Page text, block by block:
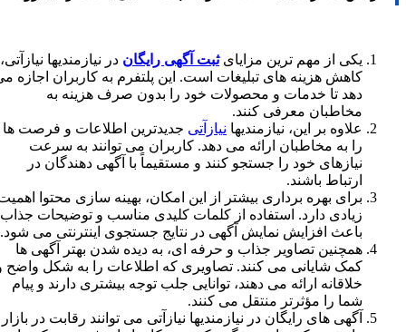
یکی از مهم ترین مزایایثبت آگهی رایگاندر نیازمندیها نیازآتی،
کاهش هزینه های تبلیغات است. این پلتفرم به کاربران اجازه می
دهد تا خدمات و محصولات خود را بدون صرف هزینه به
مخاطبان معرفی کنند.
علاوه بر این، نیازمندیهانیازآتی جدیدترین اطلاعات و فرصت ها
را به مخاطبان ارائه می دهد. کاربران می توانند به سرعت
نیازهای خود را جستجو کنند و مستقیماً با آگهی دهندگان در
ارتباط باشند.
برای بهره برداری بیشتر از این امکان، بهینه سازی محتوا اهمیت
زیادی دارد. استفاده از کلمات کلیدی مناسب و توضیحات جذاب،
باعث افزایش نمایش آگهی در نتایج جستجوی اینترنتی می شود.
همچنین تصاویر جذاب و حرفه ای، به دیده شدن بهتر آگهی ها
کمک شایانی می کنند. تصاویری که اطلاعات را به شکل واضح و
خلاقانه ارائه می دهند، توانایی جلب توجه بیشتری دارند و پیام
شما را مؤثرتر منتقل می کنند.
آگهی های رایگان در نیازمندیها نیازآتی می توانند رقابت در بازار